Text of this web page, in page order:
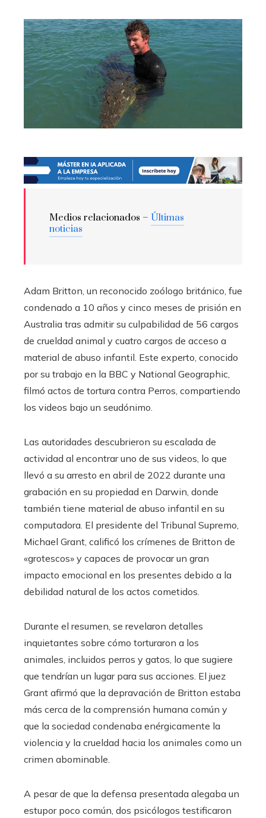
Medios relacionados – Últimas
noticias
Adam Britton, un reconocido zoólogo británico, fue
condenado a 10 años y cinco meses de prisión en
Australia tras admitir su culpabilidad de 56 cargos
de crueldad animal y cuatro cargos de acceso a
material de abuso infantil. Este experto, conocido
por su trabajo en la BBC y National Geographic,
filmó actos de tortura contra Perros, compartiendo
los videos bajo un seudónimo.
Las autoridades descubrieron su escalada de
actividad al encontrar uno de sus videos, lo que
llevó a su arresto en abril de 2022 durante una
grabación en su propiedad en Darwin, donde
también tiene material de abuso infantil en su
computadora. El presidente del Tribunal Supremo,
Michael Grant, calificó los crímenes de Britton de
«grotescos» y capaces de provocar un gran
impacto emocional en los presentes debido a la
debilidad natural de los actos cometidos.
Durante el resumen, se revelaron detalles
inquietantes sobre cómo torturaron a los
animales, incluidos perros y gatos, lo que sugiere
que tendrían un lugar para sus acciones. El juez
Grant afirmó que la depravación de Britton estaba
más cerca de la comprensión humana común y
que la sociedad condenaba enérgicamente la
violencia y la crueldad hacia los animales como un
crimen abominable.
A pesar de que la defensa presentada alegaba un
estupor poco común, dos psicólogos testificaron